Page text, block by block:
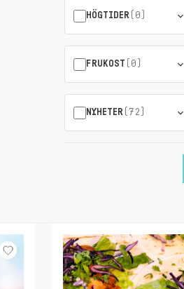
HÖGTIDER(0)
FRUKOST (0)
NYHETER(72)